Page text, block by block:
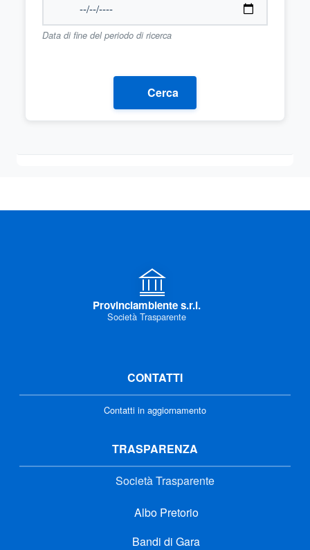
Data di fine del periodo di ricerca
Cerca
Provinciambiente s.r.l.
Società Trasparente
CONTATTI
Contatti in aggiornamento
TRASPARENZA
Società Trasparente
Albo Pretorio
Bandi di Gara